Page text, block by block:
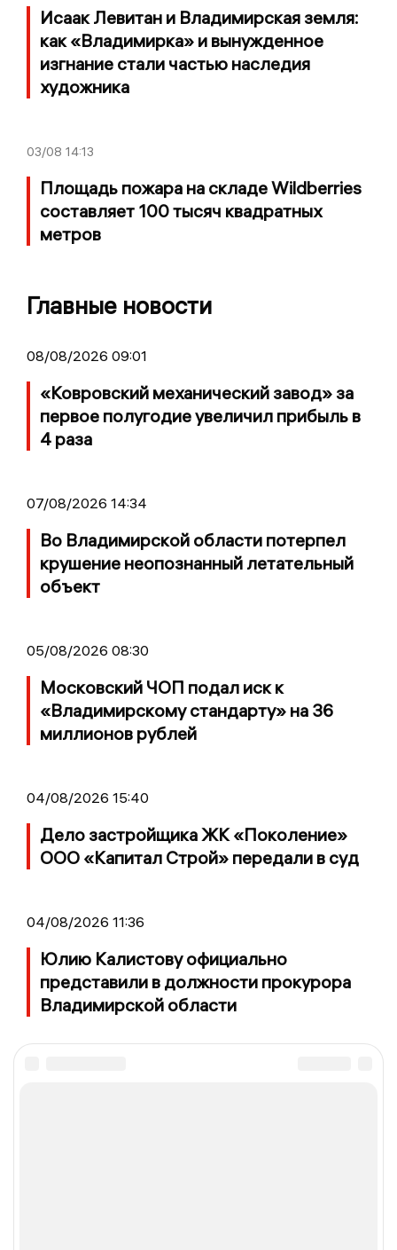
Исаак Левитан и Владимирская земля:
как «Владимирка» и вынужденное
изгнание стали частью наследия
художника
03/08 14:13
Площадь пожара на складе Wildberries
составляет 100 тысяч квадратных
метров
Главные новости
08/08/2026 09:01
«Ковровский механический завод» за
первое полугодие увеличил прибыль в
4 раза
07/08/2026 14:34
Во Владимирской области потерпел
крушение неопознанный летательный
объект
05/08/2026 08:30
Московский ЧОП подал иск к
«Владимирскому стандарту» на 36
миллионов рублей
04/08/2026 15:40
Дело застройщика ЖК «Поколение»
ООО «Капитал Строй» передали в суд
04/08/2026 11:36
Юлию Калистову официально
представили в должности прокурора
Владимирской области